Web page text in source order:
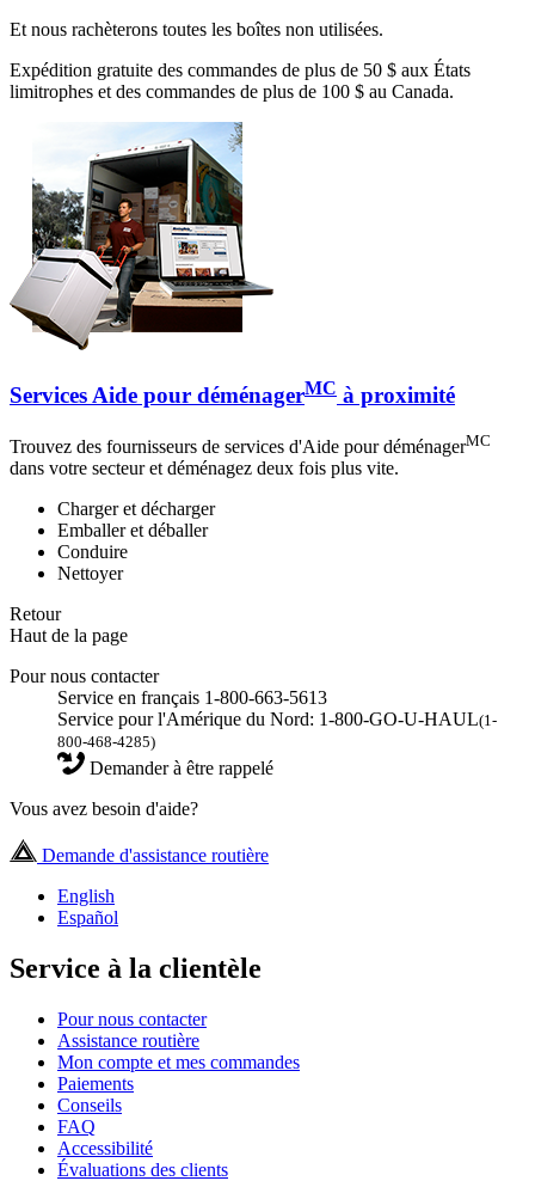
Et nous rachèterons toutes les boîtes non utilisées.
Expédition gratuite des commandes de plus de 50 $ aux États
limitrophes et des commandes de plus de 100 $ au Canada.
Services Aide pour déménagerMC à proximité
Trouvez des fournisseurs de services d'Aide pour déménagerMC
dans votre secteur et déménagez deux fois plus vite.
Charger et décharger
Emballer et déballer
Conduire
Nettoyer
Retour
Haut de la page
Pour nous contacter
Service en français 1-800-663-5613
Service pour l'Amérique du Nord: 1-800-GO-U-HAUL(1-
800-468-4285)
Demander à être rappelé
Vous avez besoin d'aide?
Demande d'assistance routière
English
Español
Service à la clientèle
Pour nous contacter
Assistance routière
Mon compte et mes commandes
Paiements
Conseils
FAQ
Accessibilité
Évaluations des clients